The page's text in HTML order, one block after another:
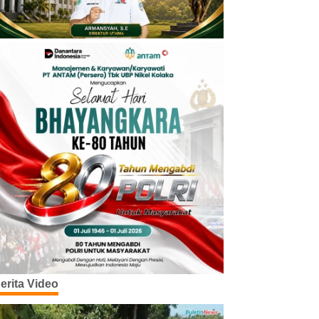
Video